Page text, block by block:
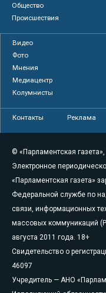
Общество
Происшествия
Видео
Фото
Мнения
Медиацентр
Колумнисты
Контакты Реклама
© «Парламентская газета»,
Электронное
«Парламентская газета»
Федеральной службе по
связи, информационных
массовых коммуникаций
августа 2011 года. 18+
Свидетельство о
46097
Учредитель — АНО